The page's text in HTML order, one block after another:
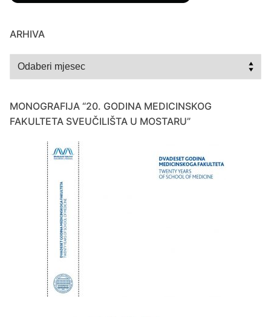
ARHIVA
Arhiva
MONOGRAFIJA “20. GODINA MEDICINSKOG
FAKULTETA SVEUČILIŠTA U MOSTARU”